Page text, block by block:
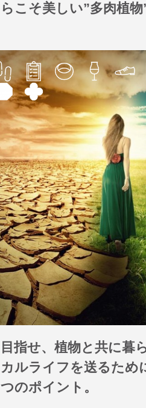
らこそ美しい”多肉植物
目指せ、植物と共に暮
カルライフを送るため
つのポイント。